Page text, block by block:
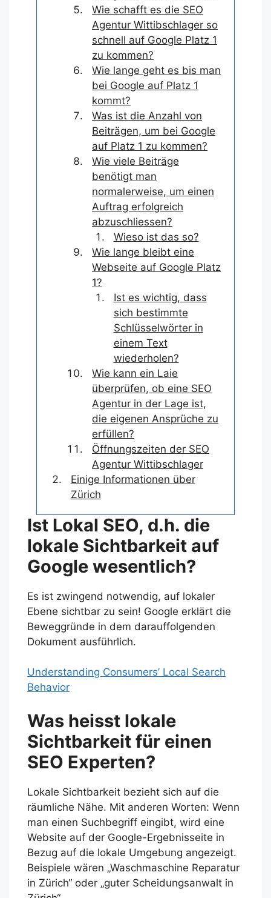
Wie schafft es die SEO
Agentur Wittibschlager so
schnell auf Google Platz 1
zu kommen?
Wie lange geht es bis man
bei Google auf Platz 1
kommt?
Was ist die Anzahl von
Beiträgen, um bei Google
auf Platz 1 zu kommen?
Wie viele Beiträge
benötigt man
normalerweise, um einen
Auftrag erfolgreich
abzuschliessen?
Wieso ist das so?
Wie lange bleibt eine
Webseite auf Google Platz
1?
Ist es wichtig, dass
sich bestimmte
Schlüsselwörter in
einem Text
wiederholen?
Wie kann ein Laie
überprüfen, ob eine SEO
Agentur in der Lage ist,
die eigenen Ansprüche zu
erfüllen?
Öffnungszeiten der SEO
Agentur Wittibschlager
Einige Informationen über
Zürich
Ist Lokal SEO, d.h. die
lokale Sichtbarkeit auf
Google wesentlich?
Es ist zwingend notwendig, auf lokaler
Ebene sichtbar zu sein! Google erklärt die
Beweggründe in dem darauffolgenden
Dokument ausführlich.
Understanding Consumers’ Local Search
Behavior
Was heisst lokale
Sichtbarkeit für einen
SEO Experten?
Lokale Sichtbarkeit bezieht sich auf die
räumliche Nähe. Mit anderen Worten: Wenn
man einen Suchbegriff eingibt, wird eine
Website auf der Google-Ergebnisseite in
Bezug auf die lokale Umgebung angezeigt.
Beispiele wären „Waschmaschine Reparatur
in Zürich“ oder „guter Scheidungsanwalt in